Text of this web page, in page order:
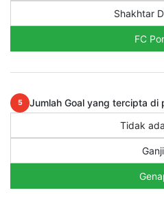
Shakhtar
FC
5
Jumlah Goal yang tercipta di
Tidak